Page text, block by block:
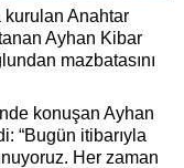
kurulan Anahtar
Ayhan Kibar
mazbatasını
konuşan Ayhan
“Bugün itibarıyla
Her zaman